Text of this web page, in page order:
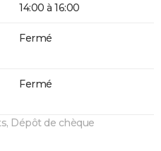
14:00 à 16:00
Fermé
Fermé
Dépôt de chèque